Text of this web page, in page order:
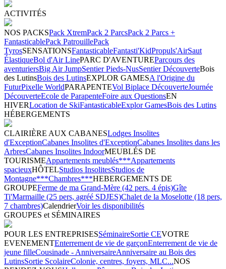
ACTIVITÉS
NOS PACKSPack XtremPack 2 ParcsPack 2 Parcs +
FantasticablePack PatrouillePack
TyrosSENSATIONSFantasticableFantasti'KidPropuls'AirSaut
ÉlastiqueBol d'Air LinePARC D'AVENTUREParcours des
aventuriersBig Air JumpSentier Pieds-NusSentier DécouverteBois
des LutinsBois des LutinsEXPLOR GAMESA l'Origine du
FuturPixelle WorldPARAPENTEVol Biplace DécouverteJournée
DécouverteEcole de ParapenteFoire aux QuestionsEN
HIVERLocation de SkiFantasticableExplor GamesBois des Lutins
HÉBERGEMENTS
CLAIRIÈRE AUX CABANESLodges Insolites
d'ExceptionCabanes Insolites d'ExceptionCabanes Insolites dans les
ArbresCabanes Insolites IndoorMEUBLÉS DE
TOURISMEAppartements meublés***Appartements
spacieuxHÔTELStudios InsolitesStudios de
Montagne***Chambres***HEBERGEMENTS DE
GROUPEFerme de ma Grand-Mère (42 pers. 4 épis)Gîte
Ti'Marmaille (25 pers, agréé SDJES)Chalet de la Moselotte (18 pers,
7 chambres)CalendrierVoir les disponibilités
GROUPES et SÉMINAIRES
POUR LES ENTREPRISESSéminaireSortie CEVOTRE
EVENEMENTEnterrement de vie de garçonEnterrement de vie de
jeune filleCousinade - AnniversaireAnniversaire au Bois des
LutinsSortie ScolaireColonie, centres, foyers, MLC...NOS